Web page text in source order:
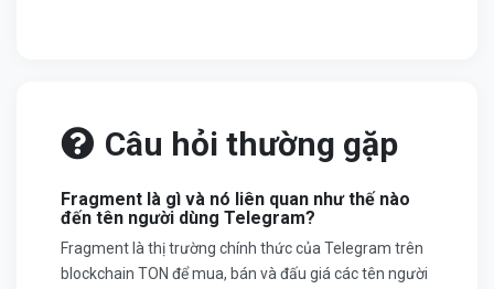
Câu hỏi thường gặp
Fragment là gì và nó liên quan như thế nào
đến tên người dùng Telegram?
Fragment là thị trường chính thức của Telegram trên
blockchain TON để mua, bán và đấu giá các tên người